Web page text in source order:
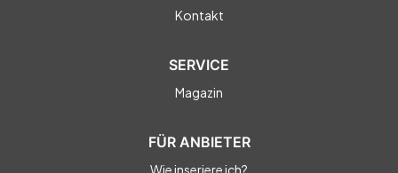
Kontakt
SERVICE
Magazin
FÜR ANBIETER
Wie inseriere ich?